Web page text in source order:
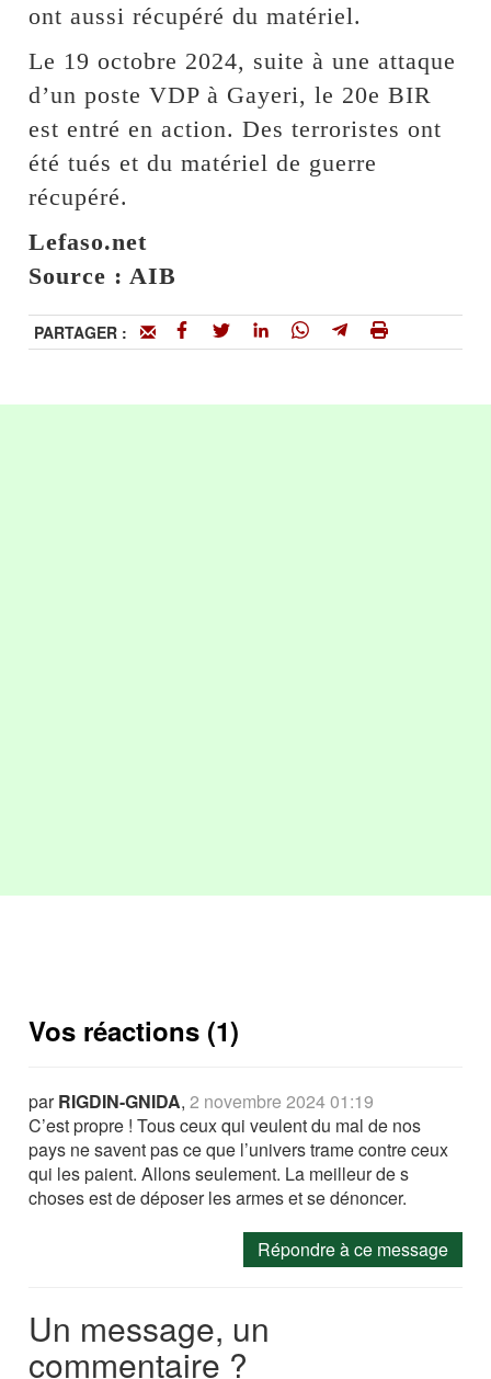
ont aussi récupéré du matériel.
Le 19 octobre 2024, suite à une attaque
d’un poste VDP à Gayeri, le 20e BIR
est entré en action. Des terroristes ont
été tués et du matériel de guerre
récupéré.
Lefaso.net
Source : AIB
PARTAGER :
Vos réactions (1)
parRIGDIN-GNIDA,2 novembre 2024 01:19
C’est propre ! Tous ceux qui veulent du mal de nos
pays ne savent pas ce que l’univers trame contre ceux
qui les paient. Allons seulement. La meilleur de s
choses est de déposer les armes et se dénoncer.
Répondre à ce message
Un message, un
commentaire ?